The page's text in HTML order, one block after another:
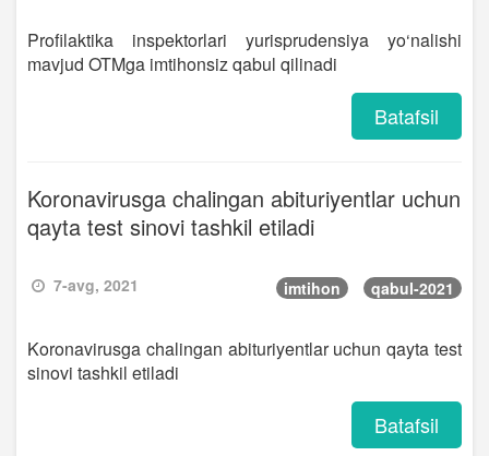
Profilaktika inspektorlari yurisprudensiya yo‘nalishi
mavjud OTMga imtihonsiz qabul qilinadi
Batafsil
Koronavirusga chalingan abituriyentlar uchun
qayta test sinovi tashkil etiladi
7-avg, 2021 imtihon qabul-2021
Koronavirusga chalingan abituriyentlar uchun qayta test
sinovi tashkil etiladi
Batafsil